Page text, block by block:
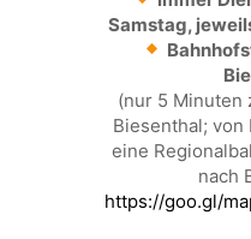
Samstag,
(nur 5 Minuten
Biesenthal;
eine
nach
https://goo.gl/